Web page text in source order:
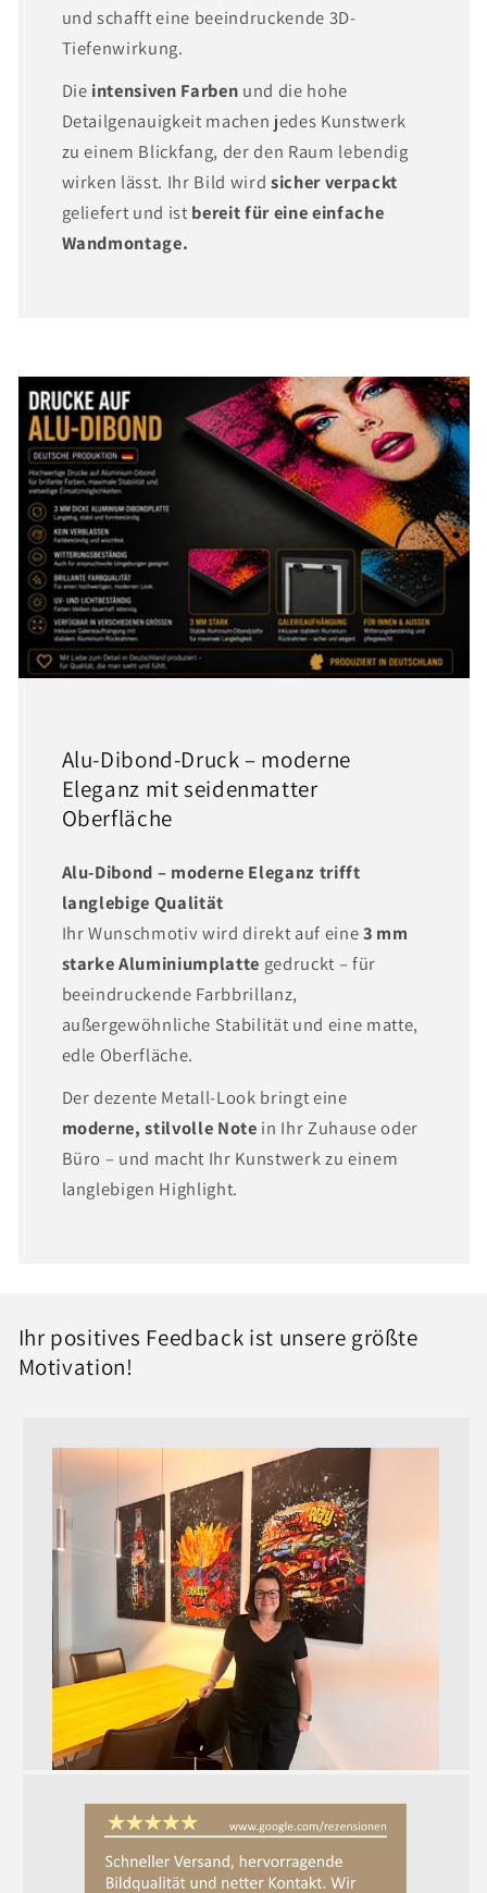
und schafft eine beeindruckende 3D-
Tiefenwirkung.
Die intensiven Farben und die hohe
Detailgenauigkeit machen jedes Kunstwerk
zu einem Blickfang, der den Raum lebendig
wirken lässt. Ihr Bild wird sicher verpackt
geliefert und istbereit für eine einfache
Wandmontage.
Alu-Dibond-Druck – moderne
Eleganz mit seidenmatter
Oberfläche
Alu-Dibond – moderne Eleganz trifft
langlebige Qualität
Ihr Wunschmotiv wird direkt auf eine3 mm
starke Aluminiumplatte gedruckt – für
beeindruckende Farbbrillanz,
außergewöhnliche Stabilität und eine matte,
edle Oberfläche.
Der dezente Metall-Look bringt eine
moderne, stilvolle Note in Ihr Zuhause oder
Büro – und macht Ihr Kunstwerk zu einem
langlebigen Highlight.
Ihr positives Feedback ist unsere größte
Motivation!